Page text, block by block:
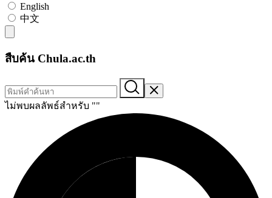
English
中文
สืบค้น Chula.ac.th
ไม่พบผลลัพธ์สำหรับ ""